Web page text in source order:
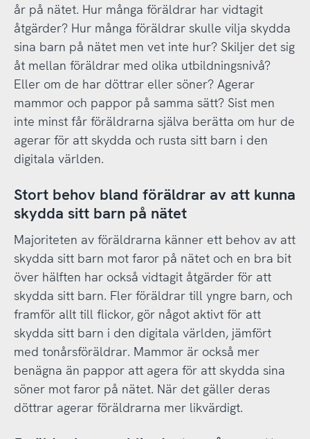
år på nätet. Hur många föräldrar har vidtagit
åtgärder? Hur många föräldrar skulle vilja skydda
sina barn på nätet men vet inte hur? Skiljer det sig
åt mellan föräldrar med olika utbildningsnivå?
Eller om de har döttrar eller söner? Agerar
mammor och pappor på samma sätt? Sist men
inte minst får föräldrarna själva berätta om hur de
agerar för att skydda och rusta sitt barn i den
digitala världen.
Stort behov bland föräldrar av att kunna
skydda sitt barn på nätet
Majoriteten av föräldrarna känner ett behov av att
skydda sitt barn mot faror på nätet och en bra bit
över hälften har också vidtagit åtgärder för att
skydda sitt barn. Fler föräldrar till yngre barn, och
framför allt till flickor, gör något aktivt för att
skydda sitt barn i den digitala världen, jämfört
med tonårsföräldrar. Mammor är också mer
benägna än pappor att agera för att skydda sina
söner mot faror på nätet. När det gäller deras
döttrar agerar föräldrarna mer likvärdigt.